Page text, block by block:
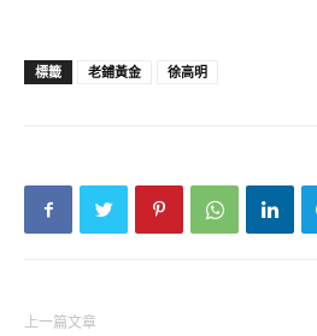
標籤 老鋪黃金 徐高明
上一篇文章